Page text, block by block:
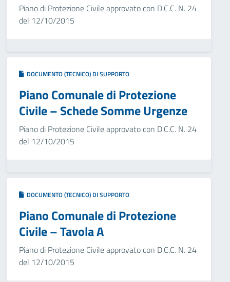
Piano di Protezione Civile approvato con D.C.C. N. 24
del 12/10/2015
DOCUMENTO (TECNICO) DI SUPPORTO
Piano Comunale di Protezione
Civile – Schede Somme Urgenze
Piano di Protezione Civile approvato con D.C.C. N. 24
del 12/10/2015
DOCUMENTO (TECNICO) DI SUPPORTO
Piano Comunale di Protezione
Civile – Tavola A
Piano di Protezione Civile approvato con D.C.C. N. 24
del 12/10/2015